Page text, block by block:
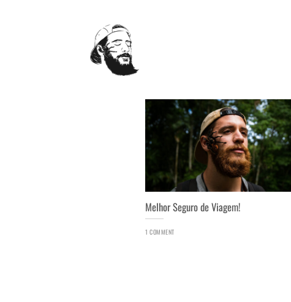
Melhor Seguro de Viagem!
1 COMMENT